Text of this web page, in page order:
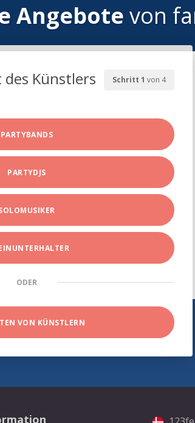
Angebote von
Schritt 1 von 4
des Künstlers
PARTYBANDS
PARTYDJS
ODER
VON KÜNSTLERN